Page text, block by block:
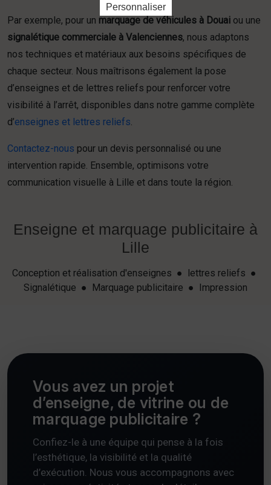
Par exemple, pour un marquage de véhicules à Douai ou une
signalétique commerciale à Valenciennes, nous adaptons
nos techniques et matériaux aux besoins spécifiques de
chaque secteur. Nous maîtrisons également la pose
d’enseignes et de lettres reliefs pour renforcer votre
visibilité à l’arrêt, disponibles dans notre gamme complète
d’enseignes et lettres reliefs
Contactez-nous pour un devis personnalisé ou une
intervention rapide. Ensemble, optimisons votre
communication visuelle à Lille et dans toute la région.
Enseigne et marquage publicitaire à
Lille
Conception et réalisation d'enseignes ● lettres reliefs ●
Signalétique ● Marquage publicitaire ● Impression
Vous avez un projet
d’enseigne, de vitrine ou de
marquage publicitaire ?
Confiez-le à une équipe qui pense à la fois
l’esthétique, la visibilité et la qualité
d’exécution. Nous vous accompagnons avec
Personnaliser